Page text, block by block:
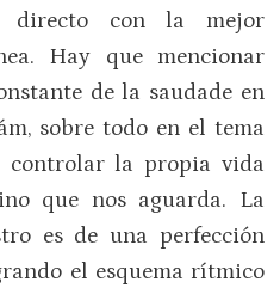
directo con la mejor
Hay que mencionar
de la saudade en
sobre todo en el tema
controlar la propia vida
que nos aguarda. La
es de una perfección
el esquema rítmico